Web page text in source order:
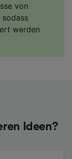
von
werden
Ideen?